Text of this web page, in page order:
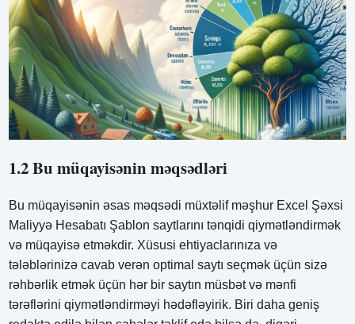
1.2 Bu müqayisənin məqsədləri
Bu müqayisənin əsas məqsədi müxtəlif məşhur Excel Şəxsi
Maliyyə Hesabatı Şablon saytlarını tənqidi qiymətləndirmək
və müqayisə etməkdir. Xüsusi ehtiyaclarınıza və
tələblərinizə cavab verən optimal saytı seçmək üçün sizə
rəhbərlik etmək üçün hər bir saytın müsbət və mənfi
tərəflərini qiymətləndirməyi hədəfləyirik. Biri daha geniş